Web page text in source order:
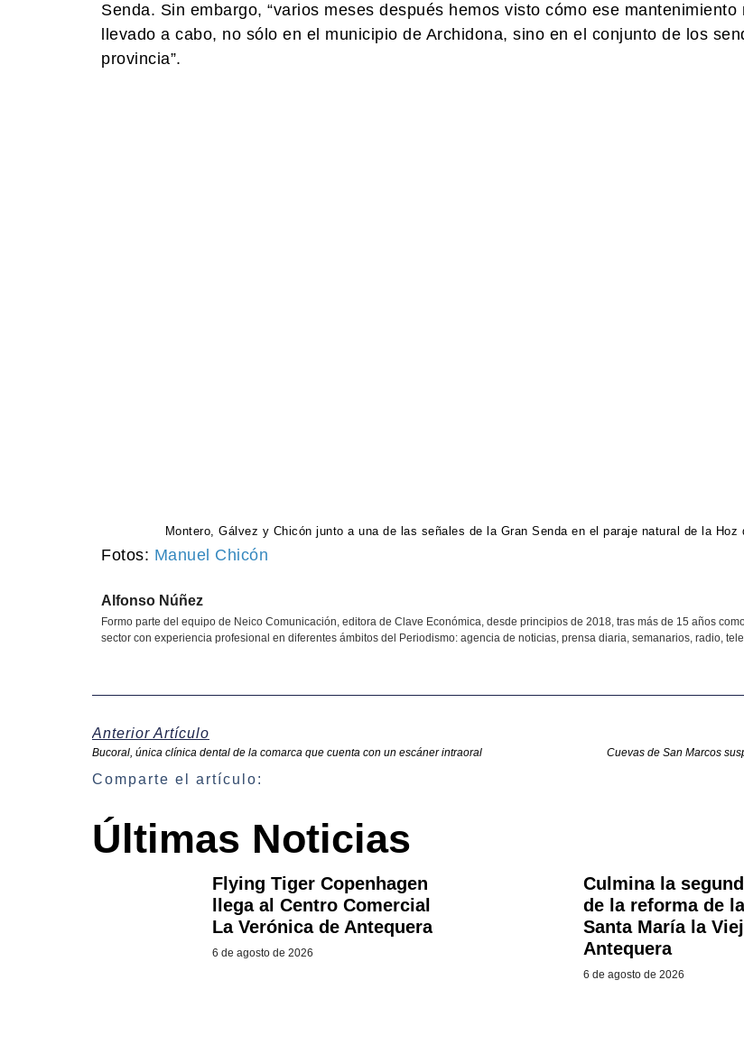
Senda. Sin embargo, “varios meses después hemos visto cómo ese mantenimiento
llevado a cabo, no sólo en el municipio de Archidona, sino en el conjunto de los
provincia”.
Montero, Gálvez y Chicón junto a una de las señales de la Gran Senda en el paraje natural de la Hoz
Fotos: Manuel Chicón
Alfonso Núñez
Formo parte del equipo de Neico Comunicación, editora de Clave Económica, desde principios de 2018, tras más de 15 años
sector con experiencia profesional en diferentes ámbitos del Periodismo: agencia de noticias, prensa diaria, semanarios, radio,
Anterior Artículo
Bucoral, única clínica dental de la comarca que cuenta con un escáner intraoral
Comparte el artículo:
Últimas Noticias
Flying Tiger Copenhagen
llega al Centro Comercial
La Verónica de Antequera
6 de agosto de 2026
Culmina la
de la reforma de
Santa María la
Antequera
6 de agosto de 2026